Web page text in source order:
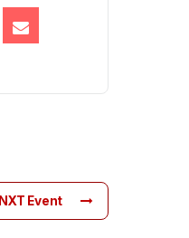
NXT Event